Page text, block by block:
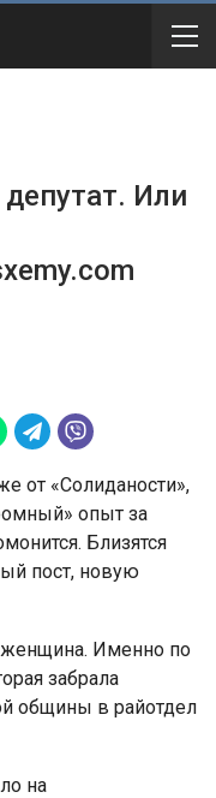
Или
от «Солиданости»,
опыт за
Близятся
пост, новую
Именно по
забрала
общины в райотдел
на